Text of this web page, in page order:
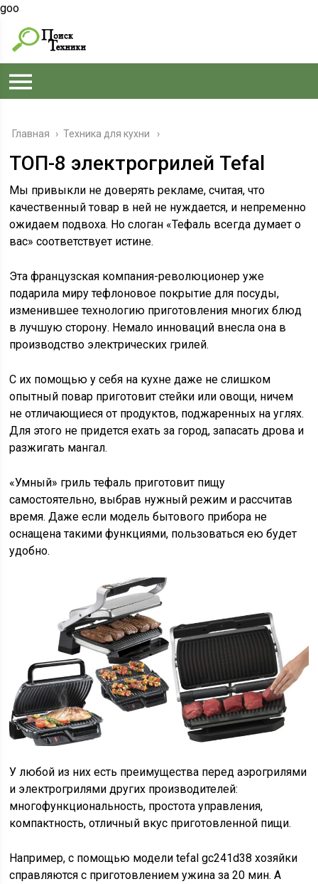
goo
Главная › Техника для кухни
ТОП-8 электрогрилей Tefal
Мы привыкли не доверять рекламе, считая, что
качественный товар в ней не нуждается, и непременно
ожидаем подвоха. Но слоган «Тефаль всегда думает о
вас» соответствует истине.
Эта французская компания-революционер уже
подарила миру тефлоновое покрытие для посуды,
изменившее технологию приготовления многих блюд
в лучшую сторону. Немало инноваций внесла она в
производство электрических грилей.
С их помощью у себя на кухне даже не слишком
опытный повар приготовит стейки или овощи, ничем
не отличающиеся от продуктов, поджаренных на углях.
Для этого не придется ехать за город, запасать дрова и
разжигать мангал.
«Умный» гриль тефаль приготовит пищу
самостоятельно, выбрав нужный режим и рассчитав
время. Даже если модель бытового прибора не
оснащена такими функциями, пользоваться ею будет
удобно.
У любой из них есть преимущества перед аэрогрилями
и электрогрилями других производителей:
многофункциональность, простота управления,
компактность, отличный вкус приготовленной пищи.
Например, с помощью модели tefal gc241d38 хозяйки
справляются с приготовлением ужина за 20 мин. А